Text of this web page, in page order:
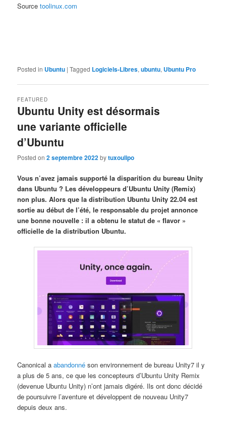
Sourcetoolinux.com
Posted in Ubuntu |Tagged Logiciels-Libres,ubuntu, Ubuntu Pro
Ubuntu Unity est désormais
une variante officielle
d’Ubuntu
FEATURED
Posted on2 septembre 2022bytuxoulipo
Vous n’avez jamais supporté la disparition du bureau Unity
dans Ubuntu ? Les développeurs d’Ubuntu Unity (Remix)
non plus. Alors que la distribution Ubuntu Unity 22.04 est
sortie au début de l’été, le responsable du projet annonce
une bonne nouvelle : il a obtenu le statut de « flavor »
officielle de la distribution Ubuntu.
Canonical aabandonné son environnement de bureau Unity7 il y
a plus de 5 ans, ce que les concepteurs d’Ubuntu Unity Remix
(devenue Ubuntu Unity) n’ont jamais digéré. Ils ont donc décidé
de poursuivre l’aventure et développent de nouveau Unity7
depuis deux ans.